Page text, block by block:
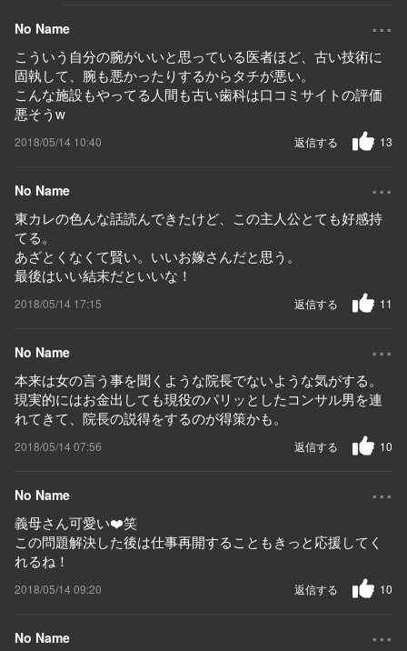
No Name ...
こういう自分の腕がいいと思っている医者ほど、古い技術に
固執して、腕も悪かったりするからタチが悪い。
こんな施設もやってる人間も古い歯科は口コミサイトの評価
悪そうw
2018/05/14 10:40 13
返信する
No Name ...
東カレの色んな話読んできたけど、この主人公とても好感持
てる。
あざとくなくて賢い。いいお嫁さんだと思う。
最後はいい結末だといいな！
2018/05/14 17:15 11
返信する
No Name ...
本来は女の言う事を聞くような院長でないような気がする。
現実的にはお金出しても現役のパリッとしたコンサル男を連
れてきて、院長の説得をするのが得策かも。
2018/05/14 07:56 10
返信する
No Name ...
義母さん可愛い❤️笑
この問題解決した後は仕事再開することもきっと応援してく
れるね！
2018/05/14 09:20 10
返信する
No Name ...